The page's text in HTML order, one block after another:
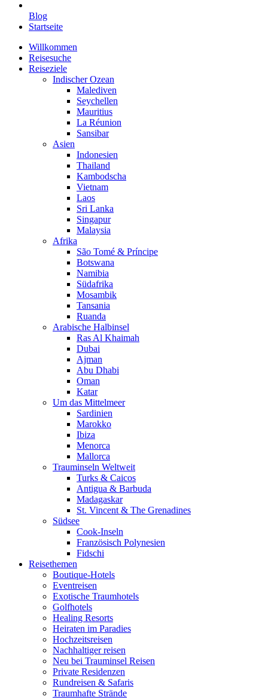
Blog
Startseite
Willkommen
Reisesuche
Reiseziele
Indischer Ozean
Malediven
Seychellen
Mauritius
La Réunion
Sansibar
Asien
Indonesien
Thailand
Kambodscha
Vietnam
Laos
Sri Lanka
Singapur
Malaysia
Afrika
São Tomé & Príncipe
Botswana
Namibia
Südafrika
Mosambik
Tansania
Ruanda
Arabische Halbinsel
Ras Al Khaimah
Dubai
Ajman
Abu Dhabi
Oman
Katar
Um das Mittelmeer
Sardinien
Marokko
Ibiza
Menorca
Mallorca
Trauminseln Weltweit
Turks & Caicos
Antigua & Barbuda
Madagaskar
St. Vincent & The Grenadines
Südsee
Cook-Inseln
Französisch Polynesien
Fidschi
Reisethemen
Boutique-Hotels
Eventreisen
Exotische Traumhotels
Golfhotels
Healing Resorts
Heiraten im Paradies
Hochzeitsreisen
Nachhaltiger reisen
Neu bei Trauminsel Reisen
Private Residenzen
Rundreisen & Safaris
Traumhafte Strände